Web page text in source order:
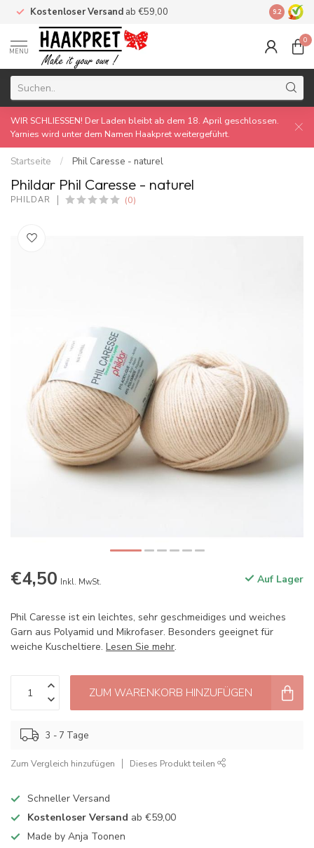
Kostenloser Versand ab €59,00 Made by
9.2
MENU
0
WIR SCHLIESSEN! Der Laden bleibt ab dem 18. April geschlossen.
Yarnies wird unter dem Namen Haakpret weitergeführt.
Startseite / Phil Caresse - naturel
Phildar Phil Caresse - naturel
PHILDAR (0)
€4,50 Inkl. MwSt. Auf Lager
Phil Caresse ist ein leichtes, sehr geschmeidiges und weiches
Garn aus Polyamid und Mikrofaser. Besonders geeignet für
weiche Kuscheltiere. Lesen Sie mehr.
ZUM WARENKORB HINZUFÜGEN
3 - 7 Tage
Zum Vergleich hinzufügen Dieses Produkt teilen
Schneller Versand
Kostenloser Versand ab €59,00
Made by Anja Toonen